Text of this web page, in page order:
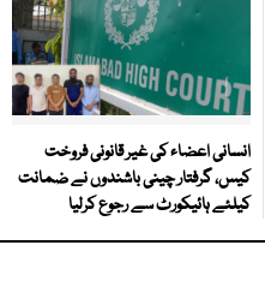
انسانی اعضاء کی غیر قانونی فروخت
کیس، گرفتار چینی باشندوں نے ضمانت
کیلئے ہائیکورٹ سے رجوع کرلیا